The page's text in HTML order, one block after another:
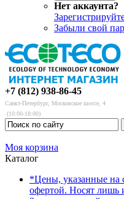
Нет аккаунта?
Забыли свой
+7 (812) 938-86-45
Санкт-Петербург, Московское шоссе, 4
(10:00-18:00)
Моя корзина
Каталог
*Цены, указанные на
офертой. Носят лишь